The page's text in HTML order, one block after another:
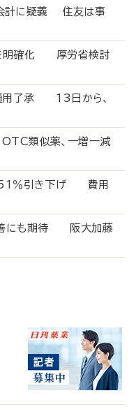
会計に疑義 住友は事
明確化 厚労省検討
適用了承 13日から、
類似薬、一増一減
5.51％引き下げ 費用
善にも期待 阪大加藤